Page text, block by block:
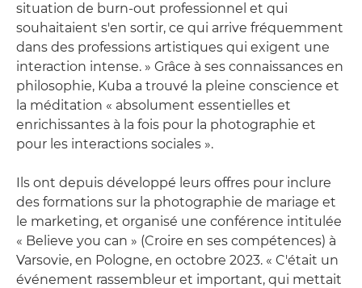
situation de burn-out professionnel et qui
souhaitaient s'en sortir, ce qui arrive fréquemment
dans des professions artistiques qui exigent une
interaction intense. » Grâce à ses connaissances en
philosophie, Kuba a trouvé la pleine conscience et
la méditation « absolument essentielles et
enrichissantes à la fois pour la photographie et
pour les interactions sociales ».
Ils ont depuis développé leurs offres pour inclure
des formations sur la photographie de mariage et
le marketing, et organisé une conférence intitulée
« Believe you can » (Croire en ses compétences) à
Varsovie, en Pologne, en octobre 2023. « C'était un
événement rassembleur et important, qui mettait